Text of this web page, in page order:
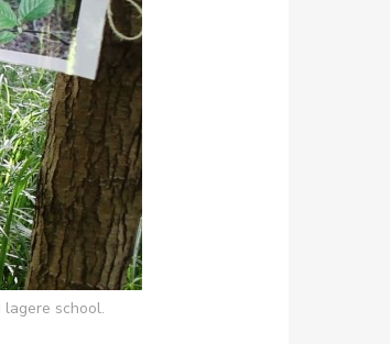
school.